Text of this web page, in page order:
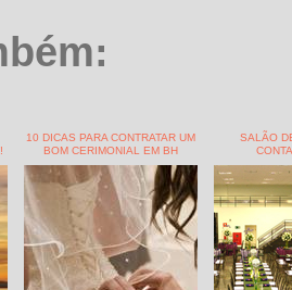
10 DICAS PARA CONTRATAR UM
BOM CERIMONIAL EM BH
SALÃO